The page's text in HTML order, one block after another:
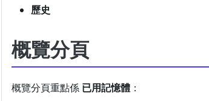
歷史
概覽分頁
概覽分頁重點係 已用記憶體 ：